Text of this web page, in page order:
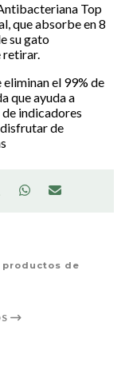
Top
que absorbe en 8
su gato
retirar.
el 99% de
que ayuda a
indicadores
de
de